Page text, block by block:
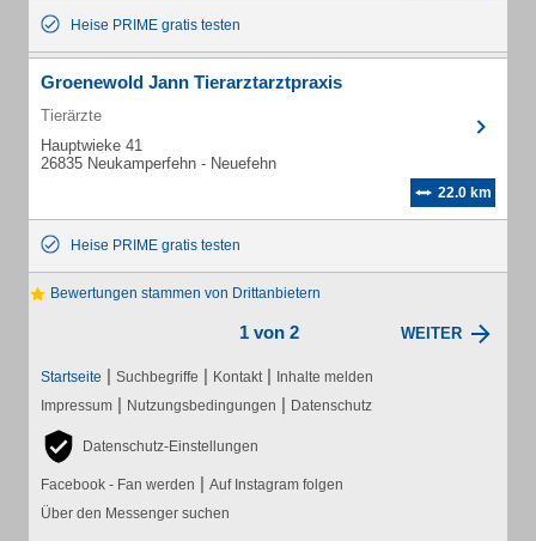
Heise PRIME gratis testen
Groenewold Jann Tierarztarztpraxis
Tierärzte
Hauptwieke 41
26835 Neukamperfehn - Neuefehn
22.0 km
Heise PRIME gratis testen
Bewertungen stammen von Drittanbietern
1 von 2 WEITER
Startseite | Suchbegriffe | Kontakt | Inhalte melden
Impressum | Nutzungsbedingungen | Datenschutz
Datenschutz-Einstellungen
Facebook - Fan werden | Auf Instagram folgen
Über den Messenger suchen